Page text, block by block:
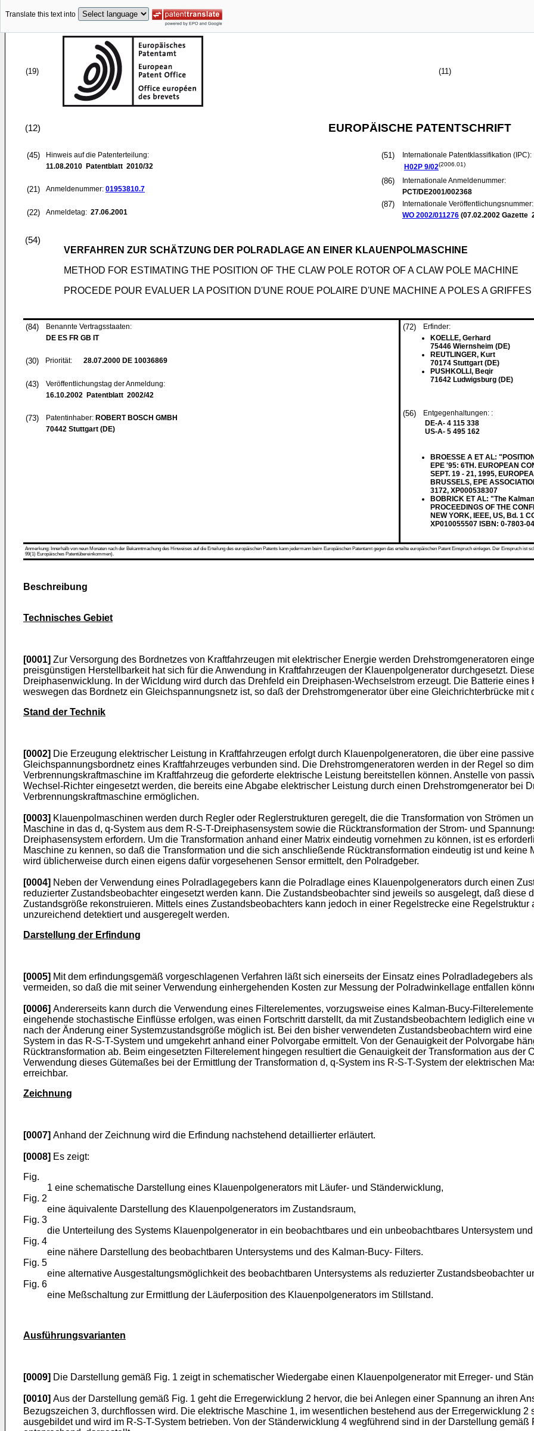
Translate this text into
(19) (11)
(12) EUROPÄISCHE PATENTSCHRIFT
(45)
Hinweis auf die Patenterteilung:
11.08.2010 Patentblatt 2010/32
(21) Anmeldenummer: 01953810.7
(22) Anmeldetag: 27.06.2001
(51)
Internationale Patentklassifikation (IPC):
H02P 9/02(2006.01)
(86)
Internationale Anmeldenummer:
PCT/DE2001/002368
(87)
Internationale Veröffentlichungsnummer:
WO 2002/011276 (07.02.2002 Gazette
(54)
VERFAHREN ZUR SCHÄTZUNG DER POLRADLAGE AN EINER KLAUENPOLMASCHINE
METHOD FOR ESTIMATING THE POSITION OF THE CLAW POLE ROTOR OF A CLAW POLE MACHINE
PROCEDE POUR EVALUER LA POSITION D'UNE ROUE POLAIRE D'UNE MACHINE A POLES A GRIFFES
(84)
Benannte Vertragsstaaten:
DE ES FR GB IT
(30) Priorität: 28.07.2000 DE 10036869
(43)
Veröffentlichungstag der Anmeldung:
16.10.2002 Patentblatt 2002/42
(73) Patentinhaber: ROBERT BOSCH GMBH
70442 Stuttgart (DE)
(72)
Erfinder:
KOELLE, Gerhard
75446 Wiernsheim (DE)
REUTLINGER, Kurt
70174 Stuttgart (DE)
PUSHKOLLI, Beqir
71642 Ludwigsburg (DE)
(56)
Entgegenhaltungen: :
DE-A- 4 115 338
US-A- 5 495 162
BROESSE A ET AL:
EPE '95: 6TH. EUROPEAN
SEPT. 19 - 21, 1995,
BRUSSELS, EPE
3172, XP000538307
BOBRICK ET AL: "The
PROCEEDINGS OF THE
NEW YORK, IEEE, US, Bd. 1
XP010055507 ISBN: 0-7803-
Anmerkung: Innerhalb von neun Monaten nach der Bekanntmachung des Hinweises auf die Erteilung des europäischen Patents kann jedermann beim Europäischen Patentamt gegen das erteilte europäischen Patent Einspruch einlegen. Der Einspruch
99(1) Europäisches Patentübereinkommen).
Beschreibung
Technisches Gebiet
[0001] Zur Versorgung des Bordnetzes von Kraftfahrzeugen mit elektrischer Energie werden Drehstromgeneratoren
preisgünstigen Herstellbarkeit hat sich für die Anwendung in Kraftfahrzeugen der Klauenpolgenerator durchgesetzt.
Dreiphasenwicklung. In der Wicldung wird durch das Drehfeld ein Dreiphasen-Wechselstrom erzeugt. Die Batterie
weswegen das Bordnetz ein Gleichspannungsnetz ist, so daß der Drehstromgenerator über eine Gleichrichterbrücke mit
Stand der Technik
[0002] Die Erzeugung elektrischer Leistung in Kraftfahrzeugen erfolgt durch Klauenpolgeneratoren, die über eine
Gleichspannungsbordnetz eines Kraftfahrzeuges verbunden sind. Die Drehstromgeneratoren werden in der Regel so
Verbrennungskraftmaschine im Kraftfahrzeug die geforderte elektrische Leistung bereitstellen können. Anstelle von
Wechsel-Richter eingesetzt werden, die bereits eine Abgabe elektrischer Leistung durch einen Drehstromgenerator bei
Verbrennungskraftmaschine ermöglichen.
[0003] Klauenpolmaschinen werden durch Regler oder Reglerstrukturen geregelt, die die Transformation von Strömen
Maschine in das d, q-System aus dem R-S-T-Dreiphasensystem sowie die Rücktransformation der Strom- und
Dreiphasensystem erfordern. Um die Transformation anhand einer Matrix eindeutig vornehmen zu können, ist es
Maschine zu kennen, so daß die Transformation und die sich anschließende Rücktransformation eindeutig ist und
wird üblicherweise durch einen eigens dafür vorgesehenen Sensor ermittelt, den Polradgeber.
[0004] Neben der Verwendung eines Polradlagegebers kann die Polradlage eines Klauenpolgenerators durch einen
reduzierter Zustandsbeobachter eingesetzt werden kann. Die Zustandsbeobachter sind jeweils so ausgelegt, daß diese
Zustandsgröße rekonstruieren. Mittels eines Zustandsbeobachters kann jedoch in einer Regelstrecke eine
unzureichend detektiert und ausgeregelt werden.
Darstellung der Erfindung
[0005] Mit dem erfindungsgemäß vorgeschlagenen Verfahren läßt sich einerseits der Einsatz eines Polradladegebers
vermeiden, so daß die mit seiner Verwendung einhergehenden Kosten zur Messung der Polradwinkellage entfallen
[0006] Andererseits kann durch die Verwendung eines Filterelementes, vorzugsweise eines Kalman-Bucy-
eingehende stochastische Einflüsse erfolgen, was einen Fortschritt darstellt, da mit Zustandsbeobachtern lediglich eine
nach der Änderung einer Systemzustandsgröße möglich ist. Bei den bisher verwendeten Zustandsbeobachtern wird
System in das R-S-T-System und umgekehrt anhand einer Polvorgabe ermittelt. Von der Genauigkeit der Polvorgabe
Rücktransformation ab. Beim eingesetzten Filterelement hingegen resultiert die Genauigkeit der Transformation aus der
Verwendung dieses Gütemaßes bei der Ermittlung der Transformation d, q-System ins R-S-T-System der elektrischen
erreichbar.
Zeichnung
[0007] Anhand der Zeichnung wird die Erfindung nachstehend detaillierter erläutert.
[0008] Es zeigt:
Fig.
1 eine schematische Darstellung eines Klauenpolgenerators mit Läufer- und Ständerwicklung,
Fig. 2
eine äquivalente Darstellung des Klauenpolgenerators im Zustandsraum,
Fig. 3
die Unterteilung des Systems Klauenpolgenerator in ein beobachtbares und ein unbeobachtbares Untersystem und
Fig. 4
eine nähere Darstellung des beobachtbaren Untersystems und des Kalman-Bucy- Filters.
Fig. 5
eine alternative Ausgestaltungsmöglichkeit des beobachtbaren Untersystems als reduzierter Zustandsbeobachter
Fig. 6
eine Meßschaltung zur Ermittlung der Läuferposition des Klauenpolgenerators im Stillstand.
Ausführungsvarianten
[0009] Die Darstellung gemäß Fig. 1 zeigt in schematischer Wiedergabe einen Klauenpolgenerator mit Erreger- und
[0010] Aus der Darstellung gemäß Fig. 1 geht die Erregerwicklung 2 hervor, die bei Anlegen einer Spannung an ihren
Bezugszeichen 3, durchflossen wird. Die elektrische Maschine 1, im wesentlichen bestehend aus der Erregerwicklung
ausgebildet und wird im R-S-T-System betrieben. Von der Ständerwicklung 4 wegführend sind in der Darstellung